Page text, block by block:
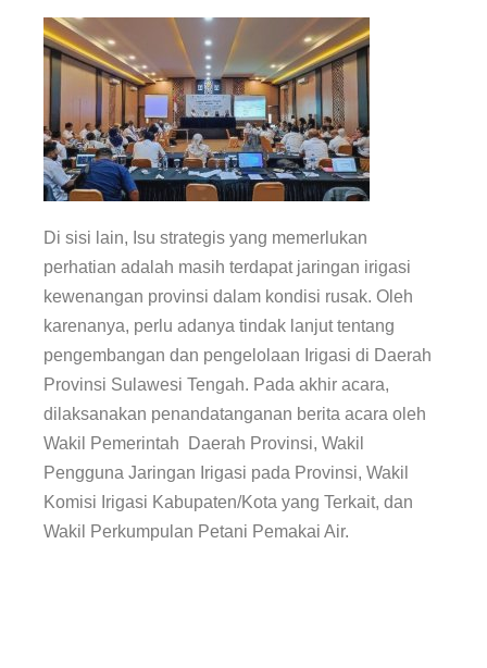
Di sisi lain, Isu strategis yang memerlukan
perhatian adalah masih terdapat jaringan irigasi
kewenangan provinsi dalam kondisi rusak. Oleh
karenanya, perlu adanya tindak lanjut tentang
pengembangan dan pengelolaan Irigasi di Daerah
Provinsi Sulawesi Tengah. Pada akhir acara,
dilaksanakan penandatanganan berita acara oleh
Wakil Pemerintah Daerah Provinsi, Wakil
Pengguna Jaringan Irigasi pada Provinsi, Wakil
Komisi Irigasi Kabupaten/Kota yang Terkait, dan
Wakil Perkumpulan Petani Pemakai Air.